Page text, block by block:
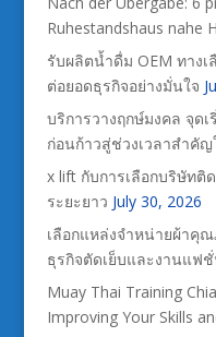
Ruhestandshaus nahe
รับผลิตน้ำดื่ม OEM ทาง
ต่อยอดธุรกิจอย่างมั่นใจ
บริการวางฤกษ์มงคล จุด
ก่อนก้าวสู่ช่วงเวลาสำคั
x lift กับการเลือกบริษัทติ
ระยะยาว July 30, 2026
เลือกแหล่งจำหน่ายผ้าคุ
ธุรกิจตัดเย็บและงานแฟ
Muay Thai Training
Improving Your Skills